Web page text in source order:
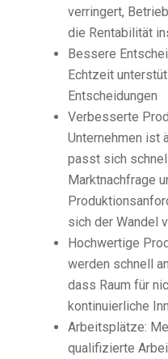
verringert,
die Rentabilität
Bessere
Echtzeit
Entscheidungen
Verbesserte
Unternehmen ist
passt sich
Marktnachfrage
sich der Wandel
Hochwertige
werden schnell
dass Raum für
kontinuierliche
Arbeitsplätze:
qualifizierte